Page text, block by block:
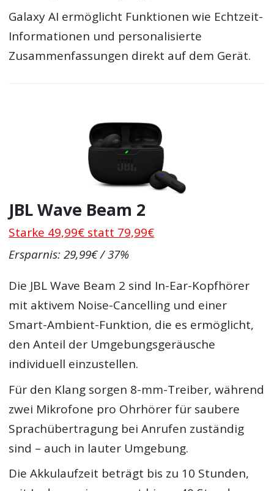
Galaxy AI ermöglicht Funktionen wie Echtzeit-
Informationen und personalisierte
Zusammenfassungen direkt auf dem Gerät.
JBL Wave Beam 2
Starke 49,99€ statt 79,99€
Ersparnis: 29,99€ / 37%
Die JBL Wave Beam 2 sind In-Ear-Kopfhörer
mit aktivem Noise-Cancelling und einer
Smart-Ambient-Funktion, die es ermöglicht,
den Anteil der Umgebungsgeräusche
individuell einzustellen.
Für den Klang sorgen 8-mm-Treiber, während
zwei Mikrofone pro Ohrhörer für saubere
Sprachübertragung bei Anrufen zuständig
sind – auch in lauter Umgebung.
Die Akkulaufzeit beträgt bis zu 10 Stunden,